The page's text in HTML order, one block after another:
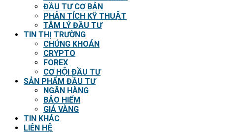
ĐẦU TƯ CƠ BẢN
PHÂN TÍCH KỸ THUẬT
TÂM LÝ ĐẦU TƯ
TIN THỊ TRƯỜNG
CHỨNG KHOÁN
CRYPTO
FOREX
CƠ HỘI ĐẦU TƯ
SẢN PHẨM ĐẦU TƯ
NGÂN HÀNG
BẢO HIỂM
GIÁ VÀNG
TIN KHÁC
LIÊN HỆ